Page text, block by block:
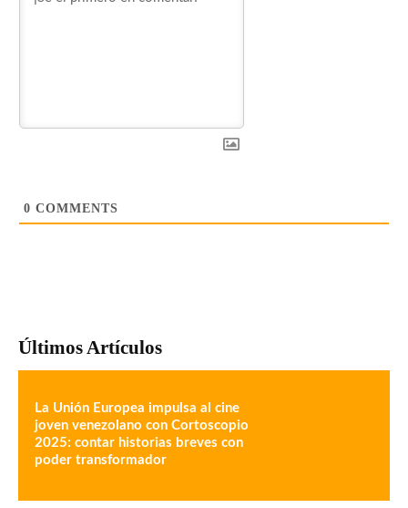
0 COMMENTS
Últimos Artículos
La Unión Europea impulsa al cine
joven venezolano con Cortoscopio
2025: contar historias breves con
poder transformador